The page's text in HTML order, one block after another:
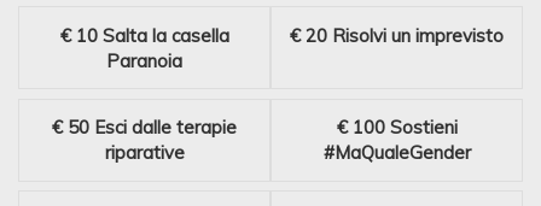
€ 10 Salta la casella
Paranoia
€ 20 Risolvi un imprevisto
€ 50 Esci dalle terapie
riparative
€ 100 Sostieni
#MaQualeGender